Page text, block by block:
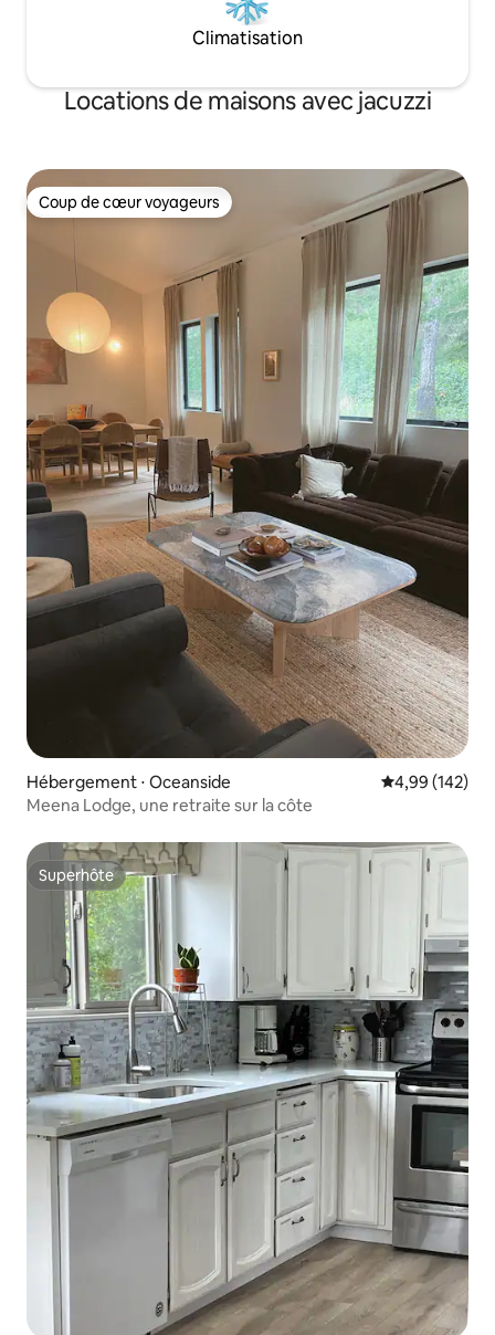
Climatisation
Locations de maisons avec jacuzzi
Coup de cœur voyageurs
Coup de cœur voyageurs
Hébergement ⋅ Oceanside Évaluation
4,99 (142)
Meena Lodge, une retraite sur la côte
Superhôte
Superhôte